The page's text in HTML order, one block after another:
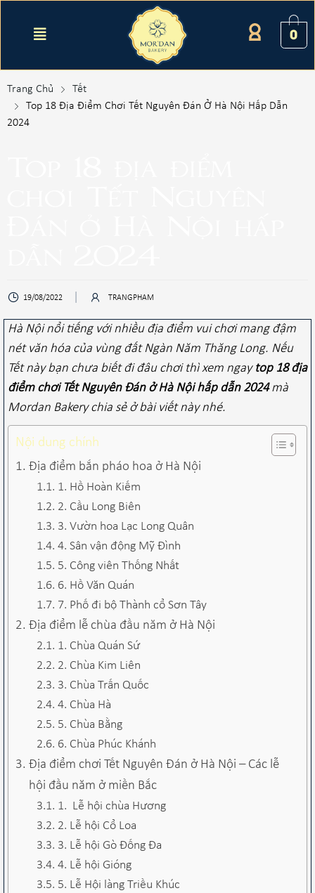
0
Trang Chủ
Tết
Top 18 Địa Điểm Chơi Tết Nguyên Đán Ở Hà Nội Hấp Dẫn
2024
19/08/2022 TRANGPHAM
Hà Nội nổi tiếng với nhiều địa điểm vui chơi mang đậm
nét văn hóa của vùng đất Ngàn Năm Thăng Long. Nếu
Tết này bạn chưa biết đi đâu chơi thì xem ngay top 18 địa
điểm chơi Tết Nguyên Đán ở Hà Nội hấp dẫn 2024mà
Mordan Bakery chia sẻ ở bài viết này nhé.
Nội dung chính
Địa điểm bắn pháo hoa ở Hà Nội
1. Hồ Hoàn Kiếm
2. Cầu Long Biên
3. Vườn hoa Lạc Long Quân
4. Sân vận động Mỹ Đình
5. Công viên Thống Nhất
6. Hồ Văn Quán
7. Phố đi bộ Thành cổ Sơn Tây
Địa điểm lễ chùa đầu năm ở Hà Nội
1. Chùa Quán Sứ
2. Chùa Kim Liên
3. Chùa Trấn Quốc
4. Chùa Hà
5. Chùa Bằng
6. Chùa Phúc Khánh
Địa điểm chơi Tết Nguyên Đán ở Hà Nội – Các lễ
hội đầu năm ở miền Bắc
1. Lễ hội chùa Hương
2. Lễ hội Cổ Loa
3. Lễ hội Gò Đống Đa
4. Lễ hội Gióng
5. Lễ Hội làng Triều Khúc